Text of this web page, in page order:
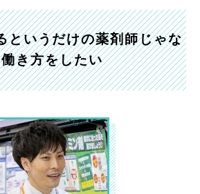
というだけの薬剤師じゃな
き方をしたい